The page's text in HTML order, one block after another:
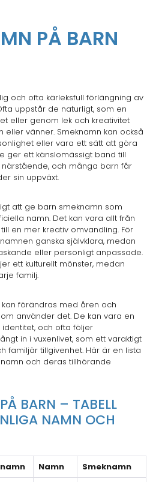
PÅ BARN
och ofta kärleksfull förlängning av
uppstår de naturligt, som en
eller genom lek och kreativitet
eller vänner. Smeknamn kan också
eller vara ett sätt att göra
ger ett känslomässigt band till
och många barn får
sin uppväxt.
att ge barn smeknamn som
namn. Det kan vara allt från
en mer kreativ omvandling. För
ganska självklara, medan
eller personligt anpassade.
ett kulturellt mönster, medan
familj.
förändras med åren och
använder det. De kan vara en
och ofta följer
in i vuxenlivet, som ett varaktigt
familjär tillgivenhet. Här är en lista
och deras tillhörande
BARN – TABELL
NAMN OCH
Namn
Smeknamn